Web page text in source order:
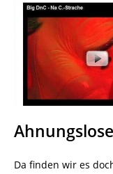
Da finden wir es